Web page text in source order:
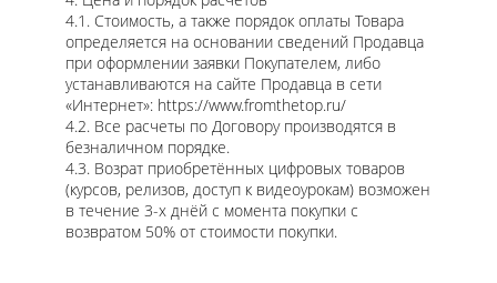
4.1. Стоимость, а также порядок оплаты Товара
определяется на основании сведений Продавца
при оформлении заявки Покупателем, либо
устанавливаются на сайте Продавца в сети
«Интернет»: https://www.fromthetop.ru/
4.2. Все расчеты по Договору производятся в
безналичном порядке.
4.3. Возрат приобретённых цифровых товаров
(курсов, релизов, доступ к видеоурокам) возможен
в течение 3-х днёй с момента покупки с
возвратом 50% от стоимости покупки.